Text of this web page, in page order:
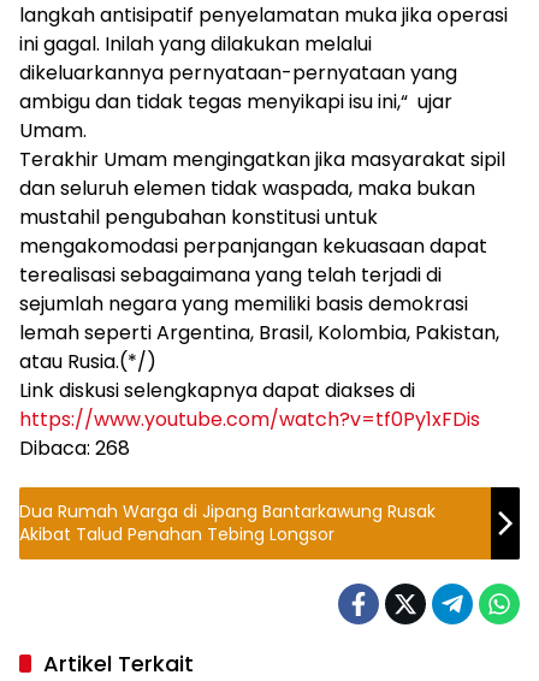
langkah antisipatif penyelamatan muka jika operasi
ini gagal. Inilah yang dilakukan melalui
dikeluarkannya pernyataan-pernyataan yang
ambigu dan tidak tegas menyikapi isu ini,“ ujar
Umam.
Terakhir Umam mengingatkan jika masyarakat sipil
dan seluruh elemen tidak waspada, maka bukan
mustahil pengubahan konstitusi untuk
mengakomodasi perpanjangan kekuasaan dapat
terealisasi sebagaimana yang telah terjadi di
sejumlah negara yang memiliki basis demokrasi
lemah seperti Argentina, Brasil, Kolombia, Pakistan,
atau Rusia.(*/)
Link diskusi selengkapnya dapat diakses di
https://www.youtube.com/watch?v=tf0Py1xFDis
Dibaca: 268
Dua Rumah Warga di Jipang Bantarkawung Rusak
Akibat Talud Penahan Tebing Longsor
Artikel Terkait